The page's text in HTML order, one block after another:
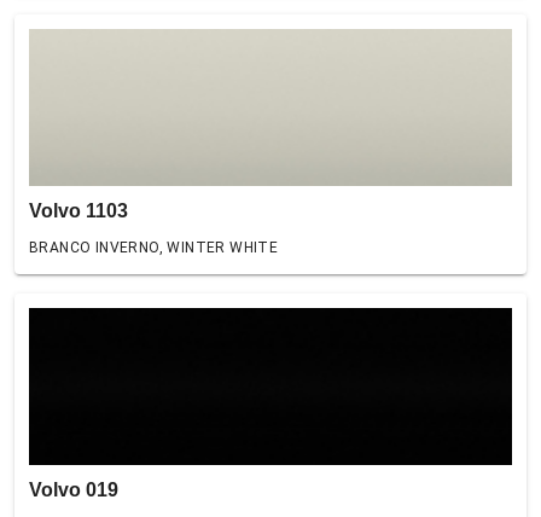
Volvo 1103
BRANCO INVERNO, WINTER WHITE
Volvo 019